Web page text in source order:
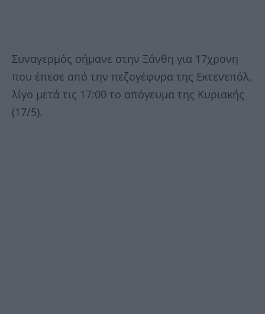
Συναγερμός σήμανε στην Ξάνθη για 17χρονη
που έπεσε από την πεζογέφυρα της Εκτενεπόλ,
λίγο μετά τις 17:00 το απόγευμα της Κυριακής
(17/5).